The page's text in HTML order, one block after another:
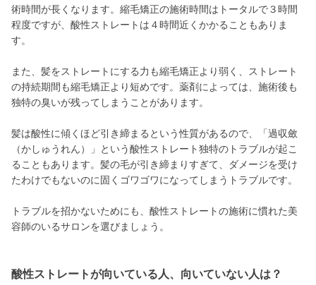
術時間が長くなります。縮毛矯正の施術時間はトータルで３時間
程度ですが、酸性ストレートは４時間近くかかることもありま
す。
また、髪をストレートにする力も縮毛矯正より弱く、ストレート
の持続期間も縮毛矯正より短めです。薬剤によっては、施術後も
独特の臭いが残ってしまうことがあります。
髪は酸性に傾くほど引き締まるという性質があるので、「過収斂
（かしゅうれん）」という酸性ストレート独特のトラブルが起こ
ることもあります。髪の毛が引き締まりすぎて、ダメージを受け
たわけでもないのに固くゴワゴワになってしまうトラブルです。
トラブルを招かないためにも、酸性ストレートの施術に慣れた美
容師のいるサロンを選びましょう。
酸性ストレートが向いている人、向いていない人は？